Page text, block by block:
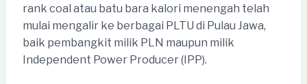
rank coal atau batu bara kalori menengah telah
mulai mengalir ke berbagai PLTU di Pulau Jawa,
baik pembangkit milik PLN maupun milik
Independent Power Producer (IPP).